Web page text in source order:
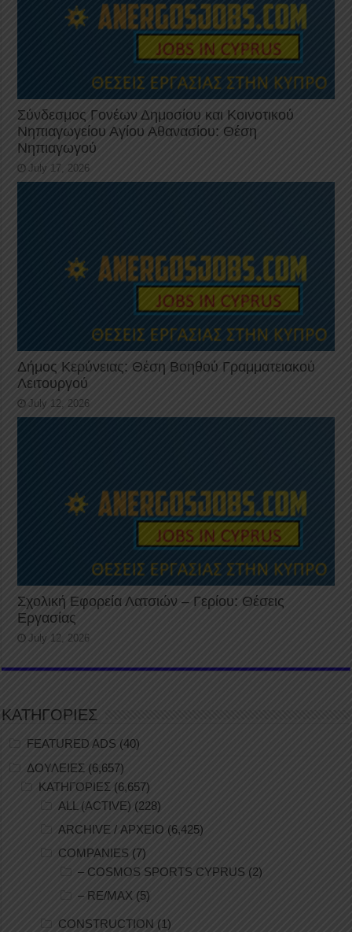
Σύνδεσμος Γονέων Δημοσίου και Κοινοτικού
Νηπιαγωγείου Αγίου Αθανασίου: Θέση
Νηπιαγωγού
July 17, 2026
Δήμος Κερύνειας: Θέση Βοηθού Γραμματειακού
Λειτουργού
July 12, 2026
Σχολική Εφορεία Λατσιών – Γερίου: Θέσεις
Εργασίας
July 12, 2026
ΚΑΤΗΓΟΡΙΕΣ
FEATURED ADS (40)
ΔΟΥΛΕΙΕΣ (6,657)
ΚΑΤΗΓΟΡΙΕΣ (6,657)
ALL (ACTIVE) (228)
ARCHIVE / ΑΡΧΕΙΟ (6,425)
COMPANIES (7)
– COSMOS SPORTS CYPRUS (2)
– RE/MAX (5)
CONSTRUCTION (1)